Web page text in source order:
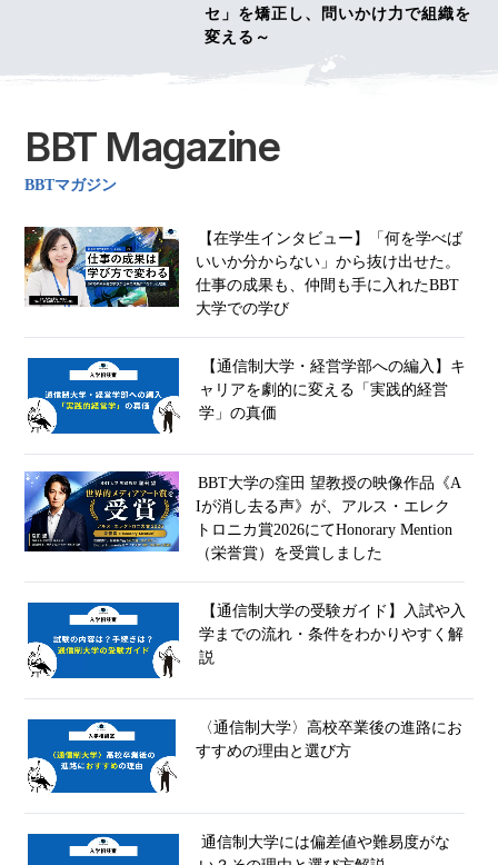
セ」を矯正し、問いかけ力で組織を
変える～
BBT Magazine
BBTマガジン
【在学生インタビュー】「何を学べば
いいか分からない」から抜け出せた。
仕事の成果も、仲間も手に入れたBBT
大学での学び
【通信制大学・経営学部への編入】キ
ャリアを劇的に変える「実践的経営
学」の真価
BBT大学の窪田 望教授の映像作品《A
Iが消し去る声》が、アルス・エレク
トロニカ賞2026にてHonorary Mention
（栄誉賞）を受賞しました
【通信制大学の受験ガイド】入試や入
学までの流れ・条件をわかりやすく解
説
〈通信制大学〉高校卒業後の進路にお
すすめの理由と選び方
通信制大学には偏差値や難易度がな